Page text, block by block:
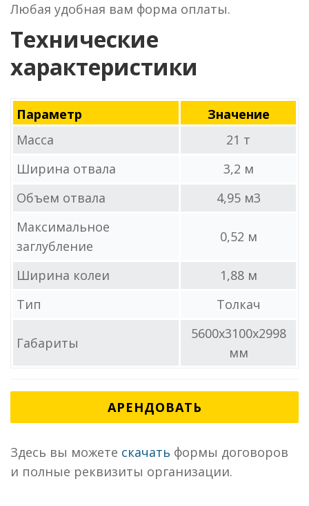
Любая удобная вам форма оплаты.
Технические
характеристики
Параметр
Значение
Масса
21 т
Ширина отвала
3,2 м
Объем отвала
4,95 м3
Максимальное
заглубление
0,52 м
Ширина колеи
1,88 м
Тип
Толкач
Габариты
5600x3100x2998
мм
АРЕНДОВАТЬ
Здесь вы можете скачать формы договоров
и полные реквизиты организации.